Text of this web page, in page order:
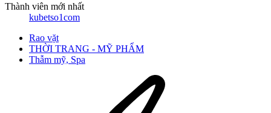
Thành viên mới nhất
kubetso1com
Rao vặt
THỜI TRANG - MỸ PHẨM
Thẫm mỹ, Spa